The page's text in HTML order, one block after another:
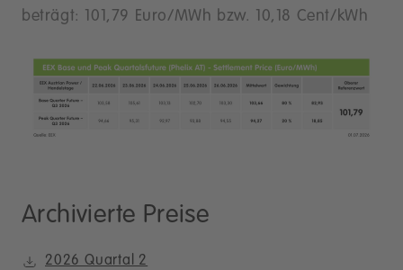
beträgt: 101,79 Euro/MWh bzw. 10,18 Cent/kWh
Archivierte Preise
2026 Quartal 2